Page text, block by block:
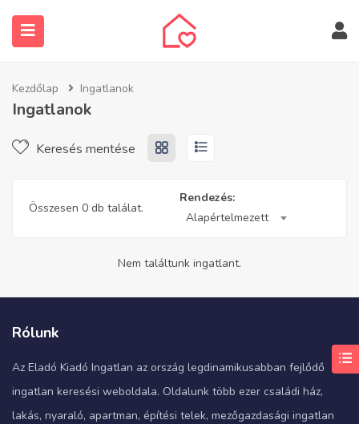
Kezdőlap Ingatlanok
Ingatlanok
Keresés mentése
Összesen 0 db találat.
Rendezés:
Alapértelmezett
Nem találtunk ingatlant.
Rólunk
Az Eladó Kiadó Ingatlan az ország legdinamikusabban fejlődő
ingatlan keresési weboldala. Oldalunk több ezer családi ház,
lakás, nyaraló, apartman, építési telek, mezőgazdasági ingatlan